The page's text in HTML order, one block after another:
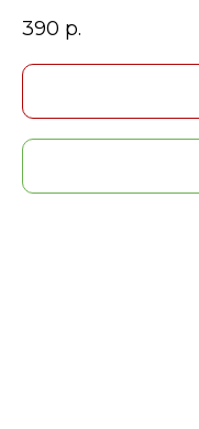
390 р.